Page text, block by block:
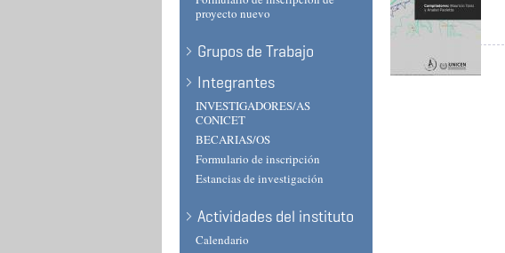
proyecto nuevo
Grupos de Trabajo
Integrantes
INVESTIGADORES/AS
CONICET
BECARIAS/OS
Formulario de inscripción
Estancias de investigación
Actividades del instituto
Calendario